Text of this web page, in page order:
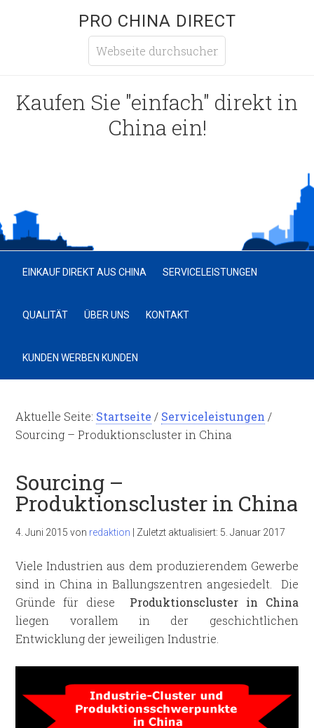
PRO CHINA DIRECT
Kaufen Sie "einfach" direkt in
China ein!
EINKAUF DIREKT AUS CHINA SERVICELEISTUNGEN
QUALITÄT ÜBER UNS KONTAKT
KUNDEN WERBEN KUNDEN
Aktuelle Seite: Startseite / Serviceleistungen /
Sourcing – Produktionscluster in China
Sourcing –
Produktionscluster in China
4. Juni 2015 von redaktion Zuletzt aktualisiert: 5. Januar 2017
Viele Industrien aus dem produzierendem Gewerbe
sind in China in Ballungszentren angesiedelt. Die
Gründe für diese
Produktionscluster in China
liegen vorallem in der geschichtlichen
Entwicklung der jeweiligen Industrie.